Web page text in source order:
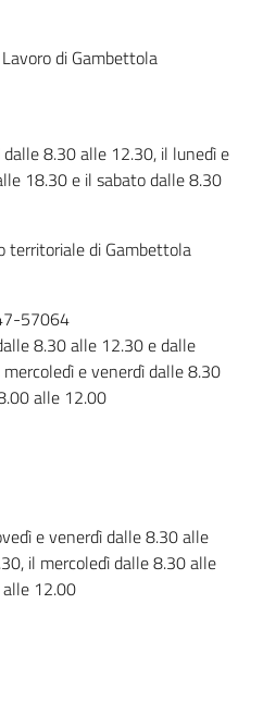
di Gambettola
8.30 alle 12.30, il lunedì e
18.30 e il sabato dalle 8.30
territoriale di Gambettola
57064
8.30 alle 12.30 e dalle
e venerdì dalle 8.30
alle 12.00
e venerdì dalle 8.30 alle
il mercoledì dalle 8.30 alle
12.00